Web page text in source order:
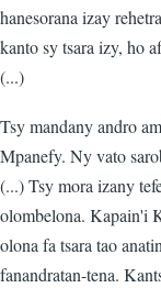
hanesorana izay
kanto sy tsara izy, ho
(...)
Tsy mandany andro
Mpanefy. Ny vato
(...) Tsy mora izany
olombelona. Kapain'i
olona fa tsara tao
fanandratan-tena.